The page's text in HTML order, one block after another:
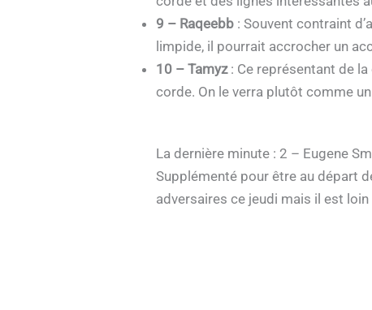
9 – Raqeebb : Souvent contraint
limpide, il pourrait accrocher un
10 – Tamyz: Ce représentant de la
corde. On le verra plutôt comme
La dernière minute : 2 – Eugene
Supplémenté pour être au départ
adversaires ce jeudi mais il est